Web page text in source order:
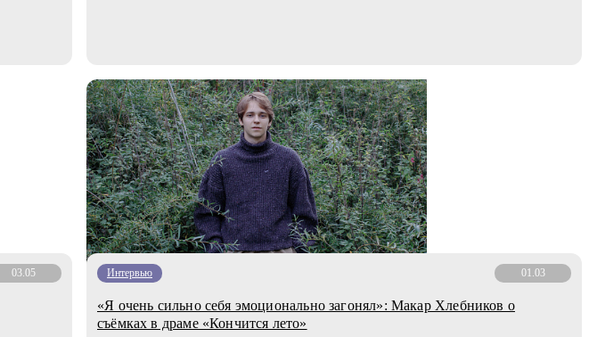
03.05 Интервью 01.03
«Я очень сильно себя эмоционально загонял»: Макар Хлебников о
съёмках в драме «Кончится лето»